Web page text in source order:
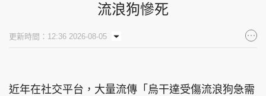
流浪狗慘死
更新時間：12:36 2026-08-05
近年在社交平台，大量流傳「烏干達受傷流浪狗急需